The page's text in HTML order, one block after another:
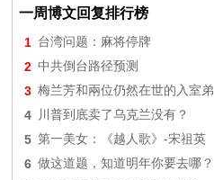
一周博文回复排行榜
1 台湾问题：麻将停牌
2 中共倒台路径预测
3 梅兰芳和兩位仍然在世的入室弟
4 川普到底卖了乌克兰没有？
5 第一美女：《越人歌》-宋祖英
6 做这道题，知道明年你要去哪？